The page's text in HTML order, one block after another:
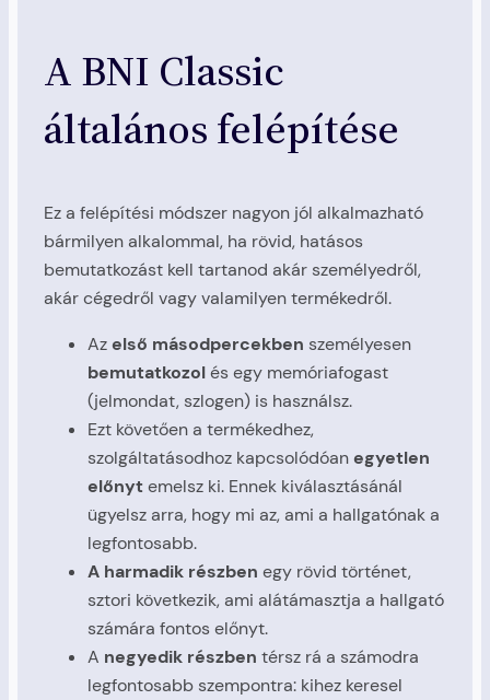
A BNI Classic
általános felépítése
Ez a felépítési módszer nagyon jól alkalmazható
bármilyen alkalommal, ha rövid, hatásos
bemutatkozást kell tartanod akár személyedről,
akár cégedről vagy valamilyen termékedről.
Azelső másodpercekben személyesen
bemutatkozolés egy memóriafogast
(jelmondat, szlogen) is használsz.
Ezt követően a termékedhez,
szolgáltatásodhoz kapcsolódóanegyetlen
előnytemelsz ki. Ennek kiválasztásánál
ügyelsz arra, hogy mi az, ami a hallgatónak a
legfontosabb.
A harmadik részben egy rövid történet,
sztori következik, ami alátámasztja a hallgató
számára fontos előnyt.
A negyedik részben térsz rá a számodra
legfontosabb szempontra: kihez keresel